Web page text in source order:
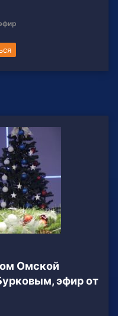
Омской
эфир от